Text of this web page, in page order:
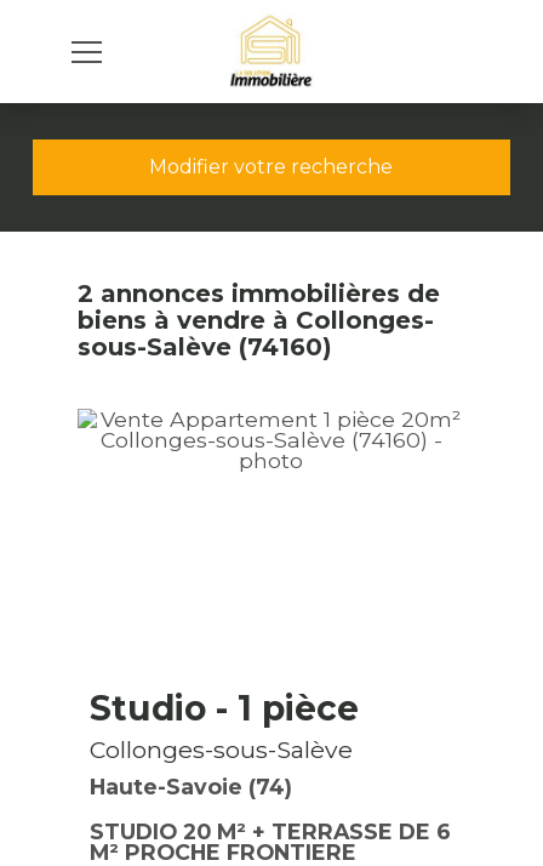
Modifier votre recherche
2 annonces immobilières de
biens à vendre à Collonges-
sous-Salève (74160)
Studio - 1 pièce
Collonges-sous-Salève
Haute-Savoie (74)
STUDIO 20 M² + TERRASSE DE 6
M² PROCHE FRONTIERE